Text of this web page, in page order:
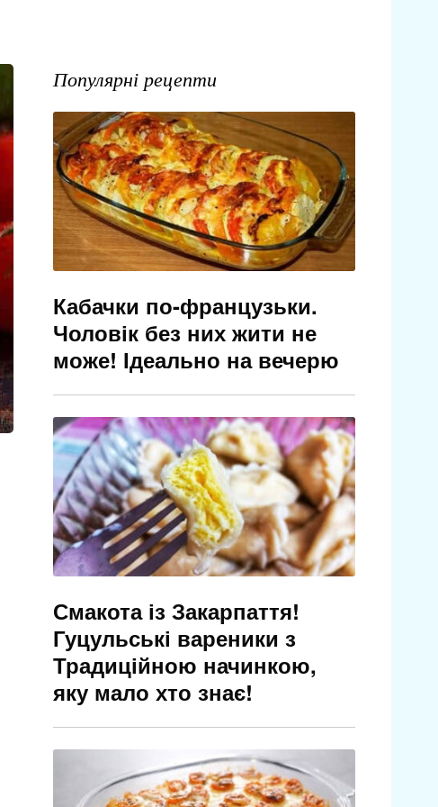
Популярні рецепти
Кабачки по-французьки.
Чоловік без них жити не
може! Ідеально на вечерю
Смакота із Закарпаття!
Гуцульські вареники з
Традиційною начинкою,
яку мало хто знає!